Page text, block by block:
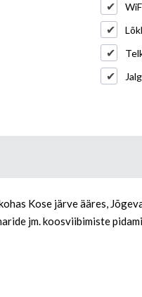
Kose järve ääres,
jm. koosviibimiste